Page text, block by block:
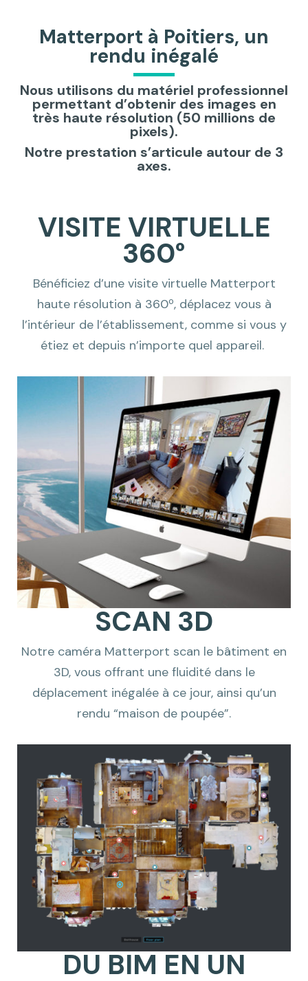
Matterport à Poitiers, un
rendu inégalé
Nous utilisons du matériel professionnel
permettant d’obtenir des images en
très haute résolution (50 millions de
pixels).
Notre prestation s’articule autour de 3
axes.
VISITE VIRTUELLE
360°
Bénéficiez d’une visite virtuelle Matterport
haute résolution à 360º, déplacez vous à
l’intérieur de l’établissement, comme si vous y
étiez et depuis n’importe quel appareil.
SCAN 3D
Notre caméra Matterport scan le bâtiment en
3D, vous offrant une fluidité dans le
déplacement inégalée à ce jour, ainsi qu’un
rendu “maison de poupée”.
DU BIM EN UN